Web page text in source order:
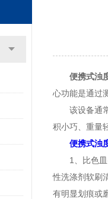
便携式浊
心功能是通过
该设备通常
积小巧、重量
便携式浊
1、比色皿(
性洗涤剂软刷
有明显划痕或